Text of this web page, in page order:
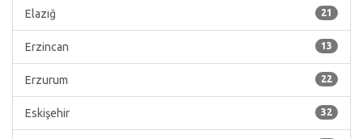
21
Elazığ
13
Erzincan
22
Erzurum
32
Eskişehir